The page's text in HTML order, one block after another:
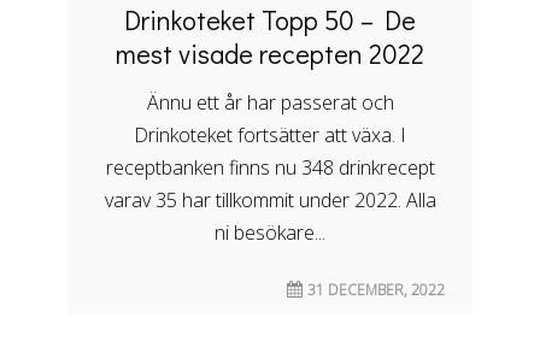
Drinkoteket Topp 50 – De
mest visade recepten 2022
Ännu ett år har passerat och
Drinkoteket fortsätter att växa. I
receptbanken finns nu 348 drinkrecept
varav 35 har tillkommit under 2022. Alla
ni besökare...
31 DECEMBER, 2022